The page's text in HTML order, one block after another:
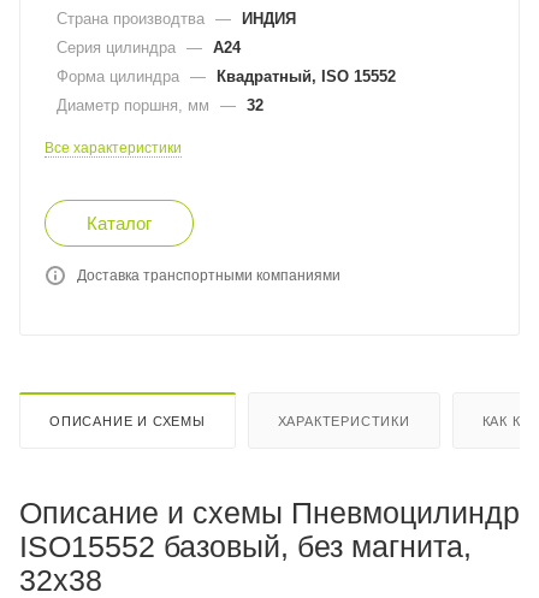
Страна производтва — ИНДИЯ
Серия цилиндра — A24
Форма цилиндра — Квадратный, ISO 15552
Диаметр поршня, мм
— 32
Все характеристики
Каталог
Доставка транспортными компаниями
ОПИСАНИЕ И СХЕМЫ ХАРАКТЕРИСТИКИ КАК
Описание и схемы Пневмоцилиндр
ISO15552 базовый, без магнита,
32x38